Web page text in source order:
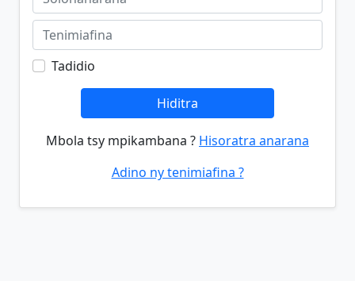
Tadidio
Hiditra
Mbola tsy mpikambana ? Hisoratra anarana
Adino ny tenimiafina ?